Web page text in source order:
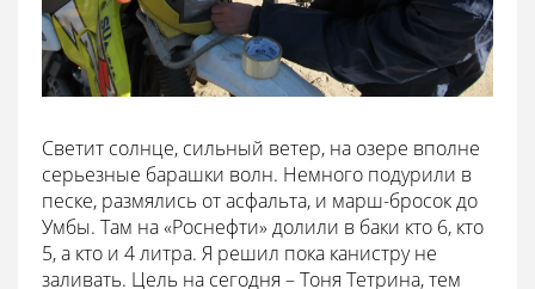
Светит солнце, сильный ветер, на озере вполне
серьезные барашки волн. Немного подурили в
песке, размялись от асфальта, и марш-бросок до
Умбы. Там на «Роснефти» долили в баки кто 6, кто
5, а кто и 4 литра. Я решил пока канистру не
заливать. Цель на сегодня – Тоня Тетрина, тем